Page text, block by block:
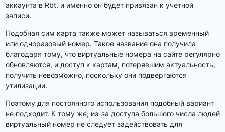
аккаунта в Rbt, и именно он будет привязан к учетной
записи.
Подобная сим карта также может называться временный
или одноразовый номер. Такое название она получила
благодаря тому, что виртуальные номера на сайте регулярно
обновляются, и доступ к картам, потерявшим актуальность,
получить невозможно, поскольку они подвергаются
утилизации.
Поэтому для постоянного использования подобный вариант
не подходит. К тому же, из-за доступа большого числа людей
виртуальный номер не следует задействовать для